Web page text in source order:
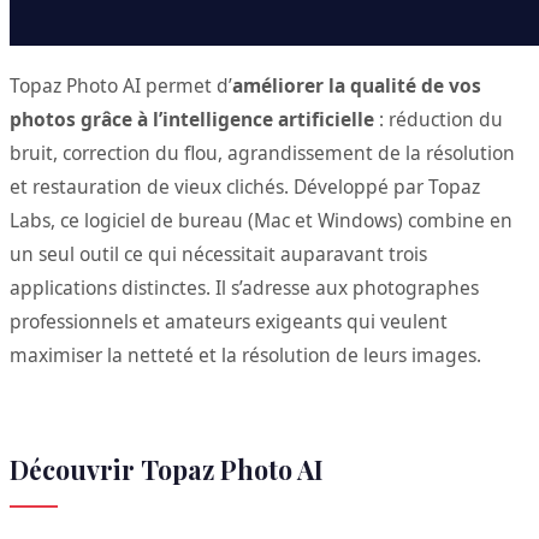
Topaz Photo AI permet d’améliorer la qualité de vos
photos grâce à l’intelligence artificielle : réduction du
bruit, correction du flou, agrandissement de la résolution
et restauration de vieux clichés. Développé par Topaz
Labs, ce logiciel de bureau (Mac et Windows) combine en
un seul outil ce qui nécessitait auparavant trois
applications distinctes. Il s’adresse aux photographes
professionnels et amateurs exigeants qui veulent
maximiser la netteté et la résolution de leurs images.
Découvrir Topaz Photo AI